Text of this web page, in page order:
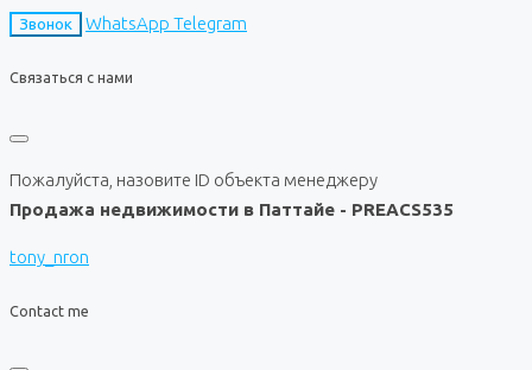
Звонок WhatsApp Telegram
Связаться с нами
Пожалуйста, назовите ID объекта менеджеру
Продажа недвижимости в Паттайе - PREACS535
tony_nron
Contact me